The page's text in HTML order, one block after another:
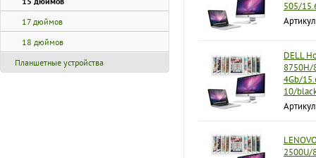
17 дюймов
18 дюймов
Планшетные устройства
505/
DELL
8750H/
4Gb/
10/
2500U/